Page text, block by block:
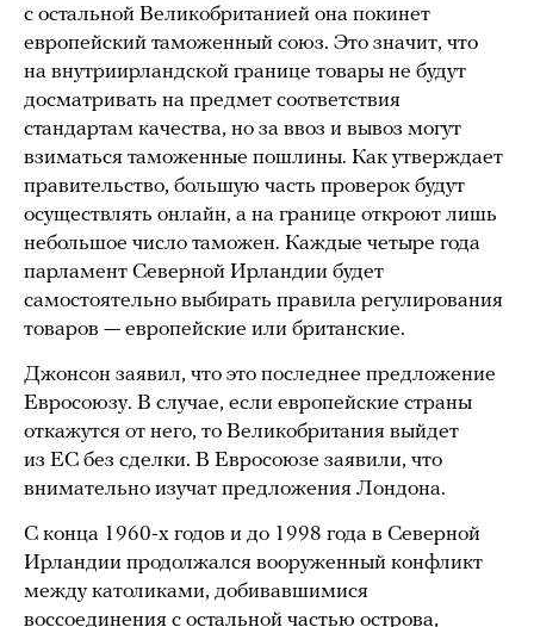
с остальной Великобританией она покинет
европейский таможенный союз. Это значит, что
на внутриирландской границе товары не будут
досматривать на предмет соответствия
стандартам качества, но за ввоз и вывоз могут
взиматься таможенные пошлины. Как утверждает
правительство, большую часть проверок будут
осуществлять онлайн, а на границе откроют лишь
небольшое число таможен. Каждые четыре года
парламент Северной Ирландии будет
самостоятельно выбирать правила регулирования
товаров — европейские или британские.
Джонсон заявил, что это последнее предложение
Евросоюзу. В случае, если европейские страны
откажутся от него, то Великобритания выйдет
из ЕС без сделки. В Евросоюзе заявили, что
внимательно изучат предложения Лондона.
С конца 1960-х годов и до 1998 года в Северной
Ирландии продолжался вооруженный конфликт
между католиками, добивавшимися
воссоединения с остальной частью острова,